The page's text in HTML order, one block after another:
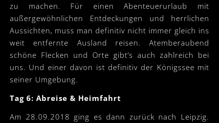
zu machen. Für einen Abenteuerurlaub mit
außergewöhnlichen Entdeckungen und herrlichen
Aussichten, muss man definitiv nicht immer gleich ins
weit entfernte Ausland reisen. Atemberaubend
schöne Flecken und Orte gibt’s auch zahlreich bei
uns. Und einer davon ist definitiv der Königssee mit
seiner Umgebung.
Tag 6: Abreise & Heimfahrt
Am 28.09.2018 ging es dann zurück nach Leipzig.